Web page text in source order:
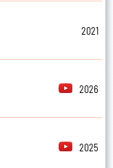
2021
2026
2025